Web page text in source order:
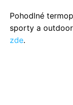
Pohodlné
sporty a
zde.